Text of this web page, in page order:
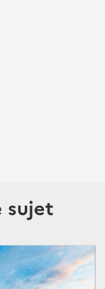
sujet